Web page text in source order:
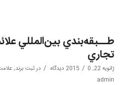
طــبقه‌بندي بين‌المللي
تجاري
ژانویه 22, 2015 / 0 دیدگاه / در ثبت برند,
admin